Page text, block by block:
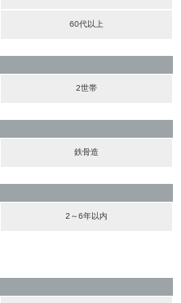
60代以上
2世帯
鉄骨造
2～6年以内